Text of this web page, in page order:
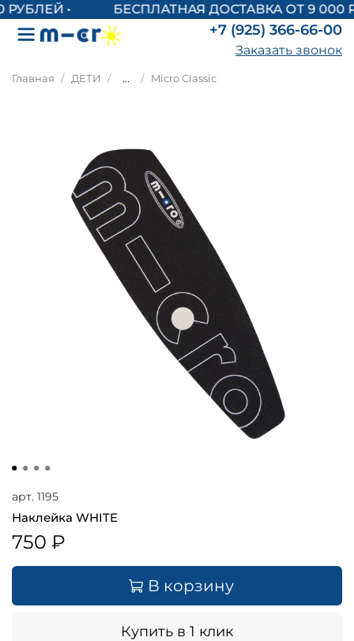
БЕСПЛАТНАЯ ДОСТАВКА ОТ 9 000
+7 (925) 366-66-00
Заказать звонок
Главная ДЕТИ ... Micro Classic
арт. 1195
Наклейка WHITE
750 ₽
В корзину
Купить в 1 клик